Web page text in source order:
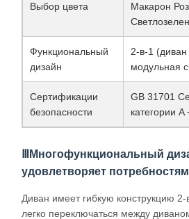
Выбор цвета
Макарон
Функциональный
дизайн
2-в-1
модульная
Сертификации
безопасности
GB 31701
категории A
ⅢМногофункциональный
удовлетворяет
Диван имеет гибкую конструкцию 2-
легко переключаться между